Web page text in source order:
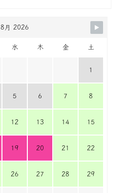
8月 2026
水 木 金 土
1
5 6 7 8
12 13 14 15
19 20 21 22
26 27 28 29